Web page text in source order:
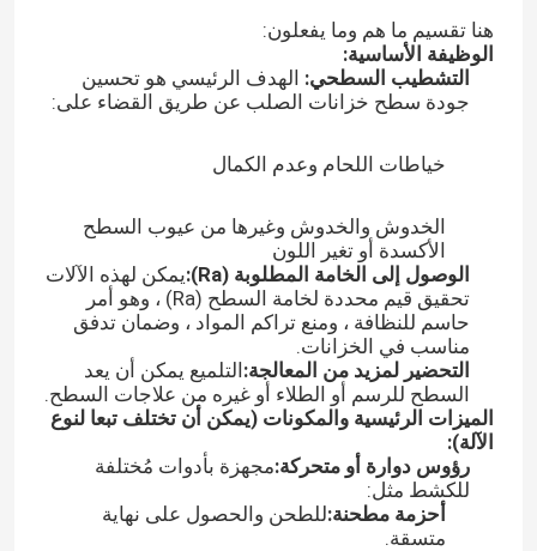
هنا تقسيم ما هم وما يفعلون:
الوظيفة الأساسية:
التشطيب السطحي: الهدف الرئيسي هو تحسين
جودة سطح خزانات الصلب عن طريق القضاء على:
خياطات اللحام وعدم الكمال
الخدوش والخدوش وغيرها من عيوب السطح
الأكسدة أو تغير اللون
الوصول إلى الخامة المطلوبة (Ra):
يمكن لهذه الآلات
تحقيق قيم محددة لخامة السطح (Ra) ، وهو أمر
حاسم للنظافة ، ومنع تراكم المواد ، وضمان تدفق
مناسب في الخزانات.
التحضير لمزيد من المعالجة:التلميع يمكن أن يعد
السطح للرسم أو الطلاء أو غيره من علاجات السطح.
الميزات الرئيسية والمكونات (يمكن أن تختلف تبعا لنوع
الآلة):
رؤوس دوارة أو متحركة:مجهزة بأدوات مُختلفة
للكشط مثل:
أحزمة مطحنة:للطحن والحصول على نهاية
متسقة.